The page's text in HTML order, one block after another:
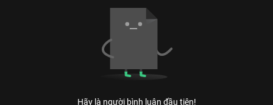
Hãy là người bình luận đầu tiên!